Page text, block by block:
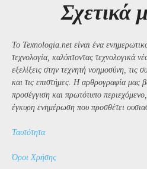
Σχετικά
Το Texnologia.net είναι ένα
τεχνολογία, καλύπτοντας τεχνολογικά
εξελίξεις στην τεχνητή νοημοσύνη, τις
και τις επιστήμες. Η αρθρογραφία μας
προσέγγιση και πρωτότυπο
έγκυρη ενημέρωση που προσθέτει
Ταυτότητα
Όροι Χρήσης